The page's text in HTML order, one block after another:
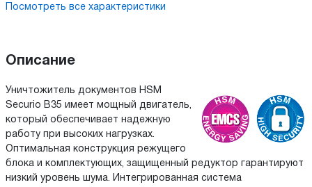
Посмотреть все характеристики
Описание
Уничтожитель документов HSM
Securio B35 имеет мощный двигатель,
который обеспечивает надежную
работу при высоких нагрузках.
Оптимальная конструкция режущего
блока и комплектующих, защищенный редуктор гарантируют
низкий уровень шума. Интегрированная система